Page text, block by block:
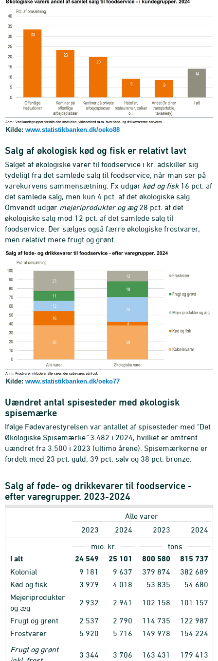
Kilde: www.statistikbanken.dk/oeko88
Salg af økologisk kød og fisk er relativt lavt
Salget af økologiske varer til foodservice i kr. adskiller sig
tydeligt fra det samlede salg til foodservice, når man ser på
varekurvens sammensætning. Fx udgør kød og fisk16 pct. af
det samlede salg, men kun 4 pct. af det økologiske salg.
Omvendt udgør mejeriprodukter og æg28 pct. af det
økologiske salg mod 12 pct. af det samlede salg til
foodservice. Der sælges også færre økologiske frostvarer,
men relativt mere frugt og grønt.
Kilde: www.statistikbanken.dk/oeko77
Uændret antal spisesteder med økologisk
spisemærke
Ifølge Fødevarestyrelsen var antallet af spisesteder med "Det
Økologiske Spisemærke"3.482 i 2024, hvilket er omtrent
uændret fra 3.500 i 2023 (ultimo årene). Spisemærkerne er
fordelt med 23 pct. guld, 39 pct. sølv og 38 pct. bronze.
Salg af føde- og drikkevarer til foodservice -
efter varegrupper. 2023-2024
Alle varer
2023
2024 2023
2024
mio. kr.
tons
I alt 24 549 25 101 800 580 815 737
Kolonial 9 181 9 637 379 874 382 689
Kød og fisk
3 979 4 018 53 835 54 680
Mejeriprodukter
og æg
2 932 2 941 102 158 101 157
Frugt og grønt 2 537 2 790 114 735 122 987
Frostvarer
5 920 5 716 149 978 154 224
Frugt og grønt
3 344 3 706 163 431 179 413